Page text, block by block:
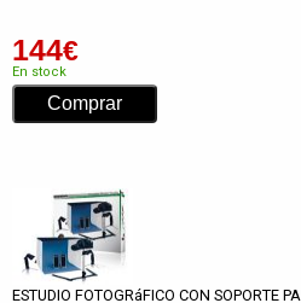
144€
En stock
ESTUDIO FOTOGRáFICO CON SOPORTE